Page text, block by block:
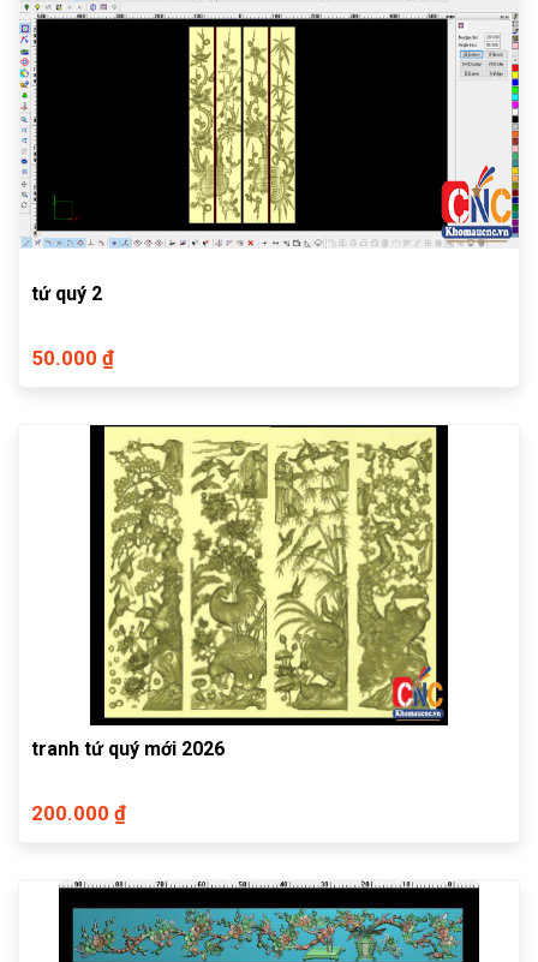
tứ quý 2
50.000 ₫
tranh tứ quý mới 2026
200.000 ₫